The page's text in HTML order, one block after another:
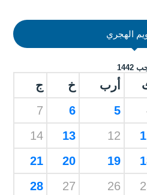
الهجري
1442
أرب خ ج
5
6
7
12
13
14
19
20
21
26
27
28